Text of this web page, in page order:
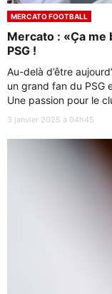
MERCATO FOOTBALL
Mercato : «Ça me
PSG !
Au-delà d’être
un grand fan du PSG
Une passion pour le
3 janvier 2025 à 04h45